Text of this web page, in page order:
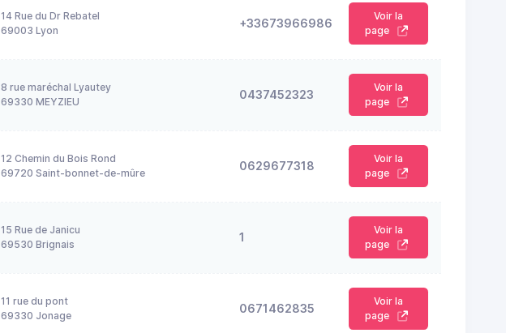
14 Rue du Dr Rebatel
69003 Lyon
+33673966986
Voir la
page
8 rue maréchal Lyautey
69330 MEYZIEU
0437452323
Voir la
page
12 Chemin du Bois Rond
69720 Saint-bonnet-de-mûre
0629677318
Voir la
page
15 Rue de Janicu
69530 Brignais
1
Voir la
page
11 rue du pont
69330 Jonage
0671462835
Voir la
page